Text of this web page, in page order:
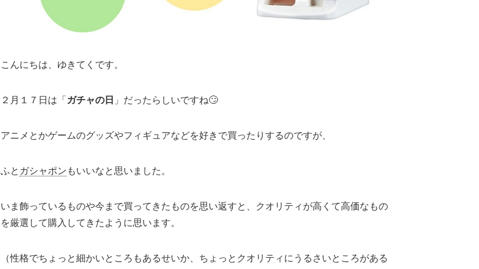
こんにちは、ゆきてくです。
２月１７日は「 ガチャの日 」だったらしいですね🙄
アニメとかゲームのグッズやフィギュアなどを好きで買ったりするのですが、
ふと ガシャポン もいいなと思いました。
いま飾っているものや今まで買ってきたものを思い返すと、クオリティが高くて高価なもの
を厳選して購入してきたように思います。
（性格でちょっと細かいところもあるせいか、ちょっとクオリティにうるさいところがある